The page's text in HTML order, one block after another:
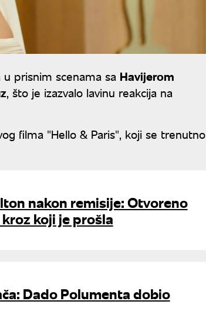
prisnim scenama sa Havijerom
, što je izazvalo lavinu reakcija na
filma "Hello & Paris", koji se trenutno
nakon remisije: Otvoreno
koji je prošla
Dado Polumenta dobio